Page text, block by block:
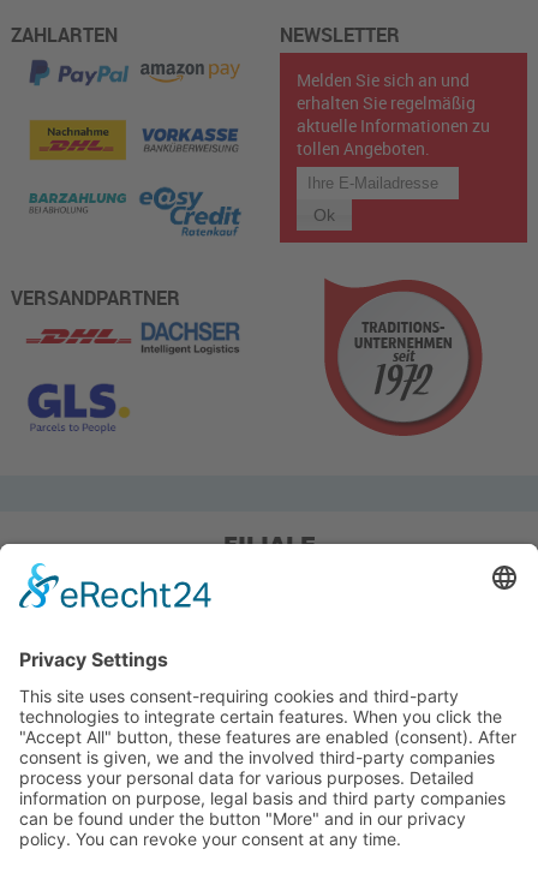
ZAHLARTEN
VERSANDPARTNER
NEWSLETTER
Melden Sie sich an und
erhalten Sie regelmäßig
aktuelle Informationen zu
tollen Angeboten.
FILIALE
Pieper Grillshop-24/Golf
Sandstraße 14-18
Pieper Zelt/Boot/Camping
Rockwoolstr. 35
45966 Gladbeck
Tel.: 0 20 43 / 9 73 70
info@pieper-freizeit.de